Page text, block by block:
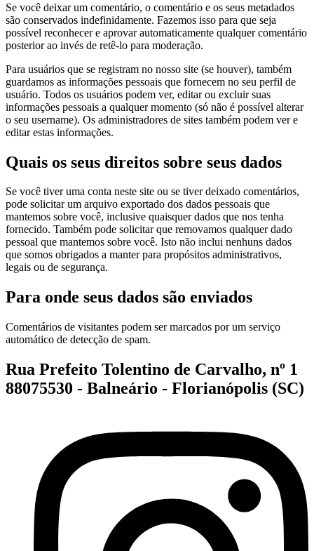
Se você deixar um comentário, o comentário e os seus metadados
são conservados indefinidamente. Fazemos isso para que seja
possível reconhecer e aprovar automaticamente qualquer comentário
posterior ao invés de retê-lo para moderação.
Para usuários que se registram no nosso site (se houver), também
guardamos as informações pessoais que fornecem no seu perfil de
usuário. Todos os usuários podem ver, editar ou excluir suas
informações pessoais a qualquer momento (só não é possível alterar
o seu username). Os administradores de sites também podem ver e
editar estas informações.
Quais os seus direitos sobre seus dados
Se você tiver uma conta neste site ou se tiver deixado comentários,
pode solicitar um arquivo exportado dos dados pessoais que
mantemos sobre você, inclusive quaisquer dados que nos tenha
fornecido. Também pode solicitar que removamos qualquer dado
pessoal que mantemos sobre você. Isto não inclui nenhuns dados
que somos obrigados a manter para propósitos administrativos,
legais ou de segurança.
Para onde seus dados são enviados
Comentários de visitantes podem ser marcados por um serviço
automático de detecção de spam.
Rua Prefeito Tolentino de Carvalho, nº 1
88075530 - Balneário - Florianópolis (SC)